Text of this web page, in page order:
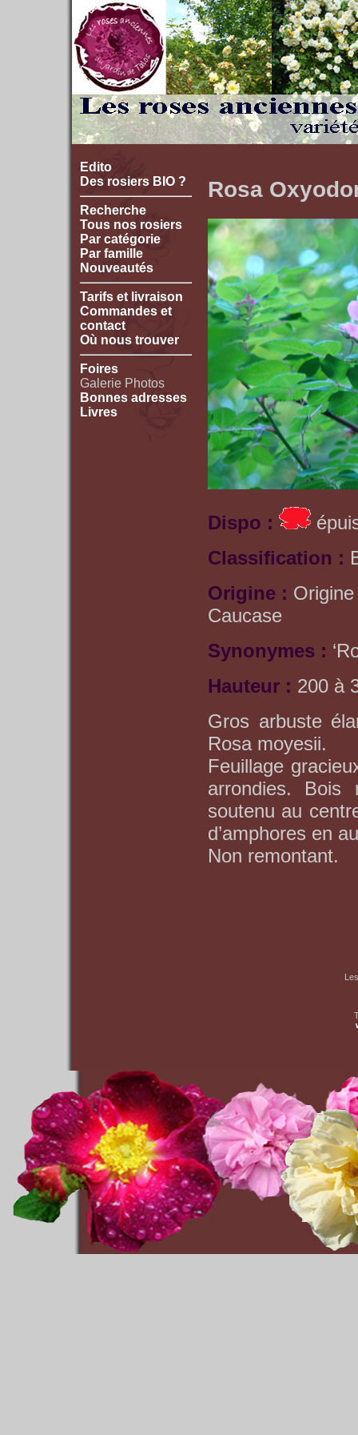
Edito
Des rosiers BIO ?
Recherche
Tous nos rosiers
Par catégorie
Par famille
Nouveautés
Tarifs et livraison
Commandes et
contact
Où nous trouver
Foires
Galerie Photos
Bonnes adresses
Livres
Rosa
Dispo :
Classification :
Origine :
Caucase
Synonymes :
Hauteur : 200 à
Gros arbuste
Rosa moyesii.
Feuillage
arrondies. Bois
soutenu au
d’amphores en
Non remontant.